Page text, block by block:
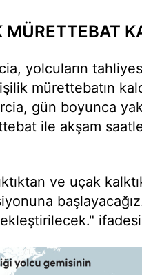
yolcuların
mürettebatın
gün boyunca
ile akşam
ve uçak